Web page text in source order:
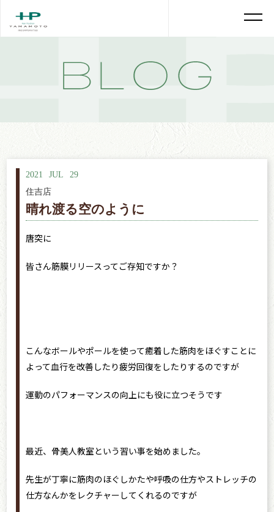
29
2021 JUL
住吉店
晴れ渡る空のように
唐突に
皆さん筋膜リリースってご存知ですか？
こんなボールやポールを使って癒着した筋肉をほぐすことに
よって血行を改善したり疲労回復をしたりするのですが
運動のパフォーマンスの向上にも役に立つそうです
最近、骨美人教室という習い事を始めました。
先生が丁寧に筋肉のほぐしかたや呼吸の仕方やストレッチの
仕方なんかをレクチャーしてくれるのですが